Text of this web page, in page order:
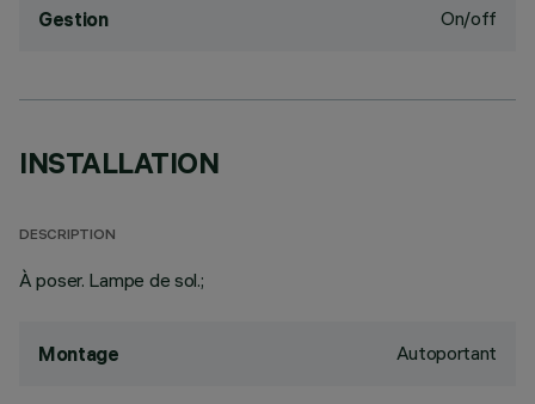
Gestion On/off
INSTALLATION
DESCRIPTION
À poser. Lampe de sol.;
Montage Autoportant